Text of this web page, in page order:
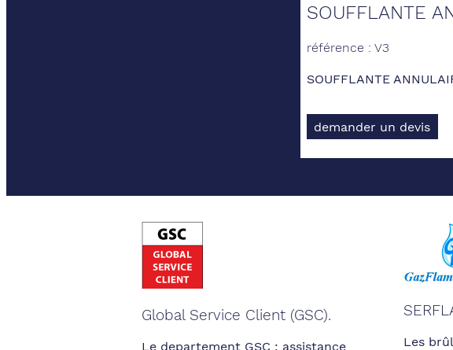
SOUFFLANTE
référence : V3
SOUFFLANTE
demander un devis
Global Service Client (GSC).
Le departement GSC : assistance
Les